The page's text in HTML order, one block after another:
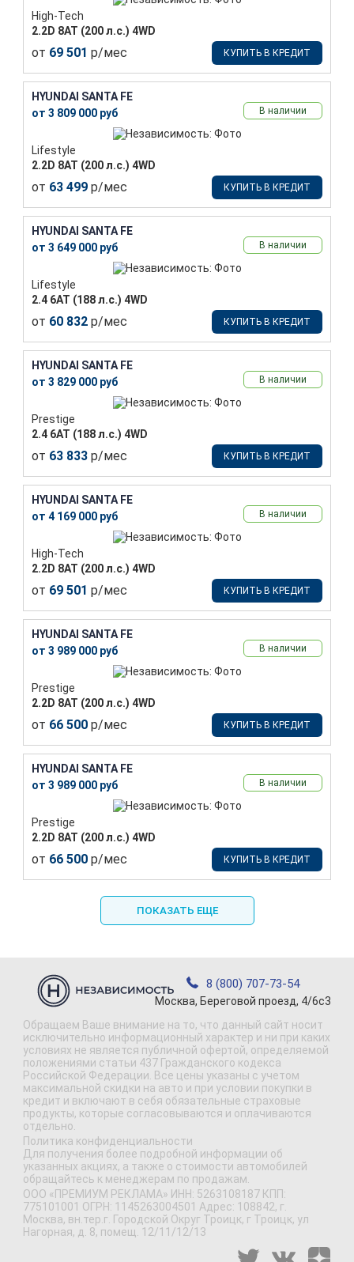
High-Tech
2.2D 8АТ (200 л.с.) 4WD
от 69 501 р/мес КУПИТЬ В КРЕДИТ
HYUNDAI SANTA FE
от 3 809 000 руб
В наличии
Lifestyle
2.2D 8АТ (200 л.с.) 4WD
от 63 499 р/мес КУПИТЬ В КРЕДИТ
HYUNDAI SANTA FE
от 3 649 000 руб
В наличии
Lifestyle
2.4 6АТ (188 л.с.) 4WD
от 60 832 р/мес КУПИТЬ В КРЕДИТ
HYUNDAI SANTA FE
от 3 829 000 руб
В наличии
Prestige
2.4 6АТ (188 л.с.) 4WD
от 63 833 р/мес КУПИТЬ В КРЕДИТ
HYUNDAI SANTA FE
от 4 169 000 руб
В наличии
High-Tech
2.2D 8АТ (200 л.с.) 4WD
от 69 501 р/мес КУПИТЬ В КРЕДИТ
HYUNDAI SANTA FE
от 3 989 000 руб
В наличии
Prestige
2.2D 8АТ (200 л.с.) 4WD
от 66 500 р/мес КУПИТЬ В КРЕДИТ
HYUNDAI SANTA FE
от 3 989 000 руб
В наличии
Prestige
2.2D 8АТ (200 л.с.) 4WD
от 66 500 р/мес КУПИТЬ В КРЕДИТ
ПОКАЗАТЬ ЕЩЕ
8 (800) 707-73-54
Москва, Береговой проезд, 4/6с3
Обращаем Ваше внимание на то, что данный сайт носит
исключительно информационный характер и ни при каких
условиях не является публичной офертой, определяемой
положениями статьи 437 Гражданского кодекса
Российской Федерации. Все цены указаны с учетом
максимальной скидки на авто и при условии покупки в
кредит и включают в себя обязательные страховые
продукты, которые согласовываются и оплачиваются
отдельно.
Политика конфиденциальности
Для получения более подробной информации об
указанных акциях, а также о стоимости автомобилей
обращайтесь к менеджерам по продажам.
ООО «ПРЕМИУМ РЕКЛАМА» ИНН: 5263108187 КПП:
775101001 ОГРН: 1145263004501 Адрес: 108842, г.
Москва, вн.тер.г. Городской Округ Троицк, г Троицк, ул
Нагорная, д. 8, помещ. 12/11/12/13